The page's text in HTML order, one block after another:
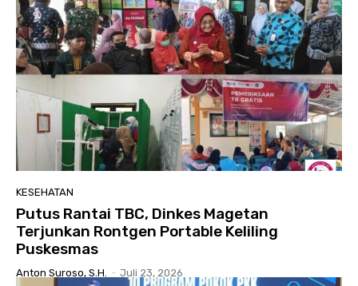
KESEHATAN
Putus Rantai TBC, Dinkes Magetan
Terjunkan Rontgen Portable Keliling
Puskesmas
Anton Suroso, S.H. - Juli 23, 2026